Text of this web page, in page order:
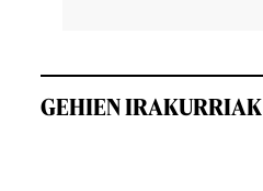
GEHIEN IRAKURRIAK